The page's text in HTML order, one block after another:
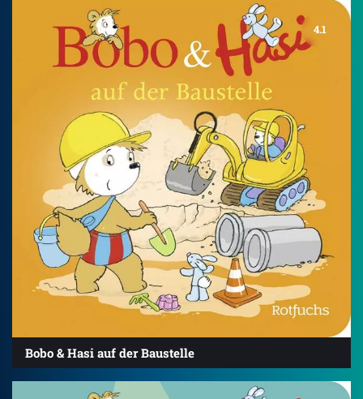
4.1
Bobo & Hasi auf der Baustelle